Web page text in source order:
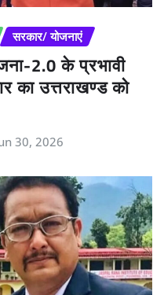
सरकार/ योजनाएं
2.0 के प्रभावी
का उत्तराखण्ड को
30, 2026